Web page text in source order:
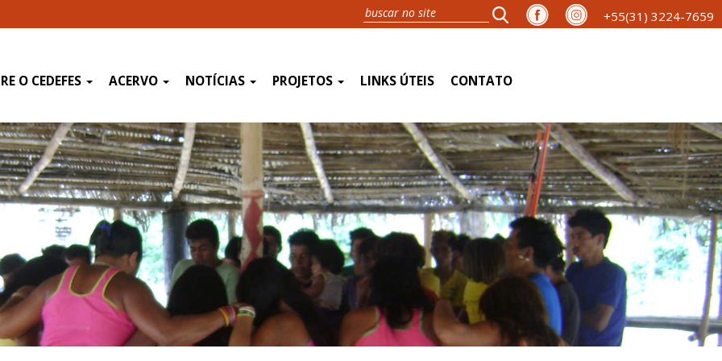
+55(31) 3224-7659
O CEDEFES ACERVO NOTÍCIAS PROJETOS LINKS ÚTEIS CONTATO